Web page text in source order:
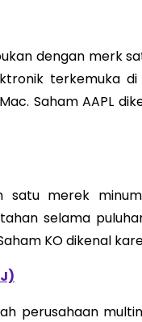
dengan merk
terkemuka
Saham AAPL
satu merek
selama
KO dikenal
perusahaan